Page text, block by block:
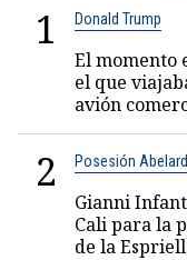
1 Donald Trump
El momento
el que
avión
2 Posesión
Gianni
Cali para la
de la